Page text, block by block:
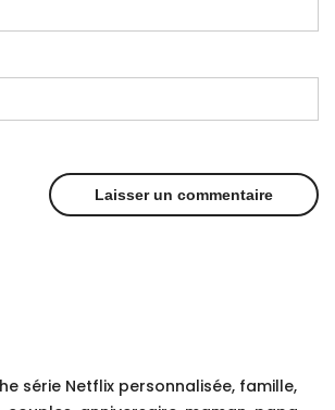
série Netflix personnalisée, famille,